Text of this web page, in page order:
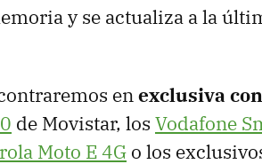
y se actualiza a la
enexclusiva
de Movistar, los Vodafone
Moto E 4G o los